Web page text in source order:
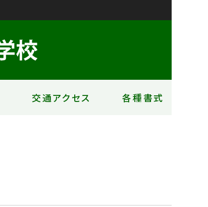
交通アクセス 各種書式